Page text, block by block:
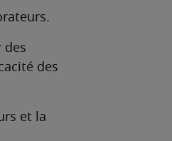
des
des
et la